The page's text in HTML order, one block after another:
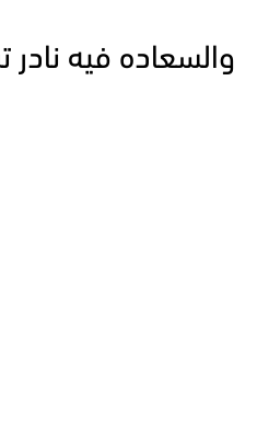
والسعاده فيه